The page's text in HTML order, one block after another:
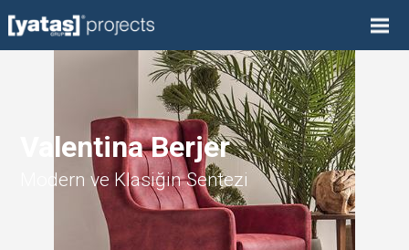
Valentina Berjer
Modern ve Klasiğin Sentezi